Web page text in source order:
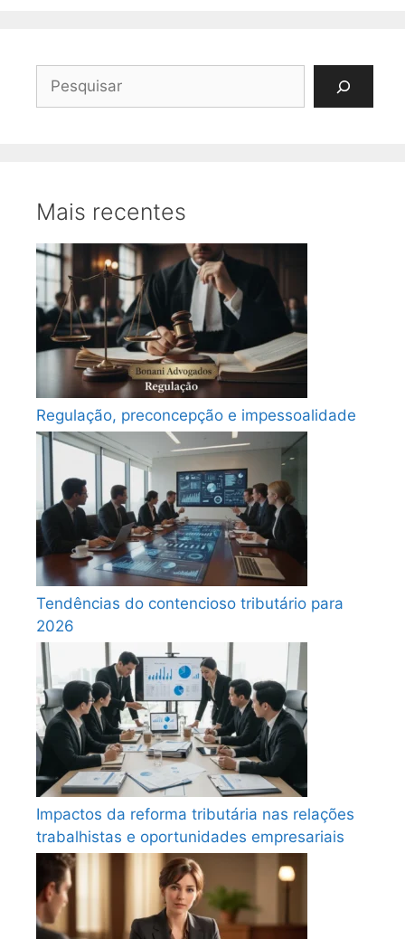
Pesquisar
Mais recentes
Regulação, preconcepção e impessoalidade
Tendências do contencioso tributário para
2026
Impactos da reforma tributária nas relações
trabalhistas e oportunidades empresariais